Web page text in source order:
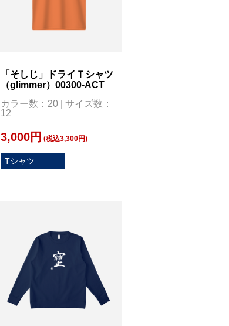
「そしじ」ドライＴシャツ
（glimmer）00300-ACT
カラー数：20 | サイズ数：
12
Tシャツ
3,000円 (税込3,300円)